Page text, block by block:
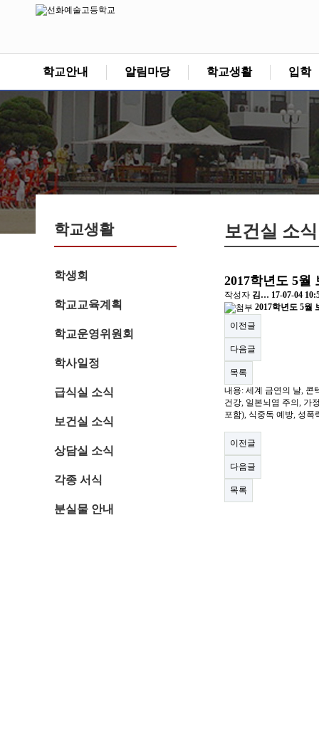
학교안내 알림마당 학교생활 입학
학교생활
학생회
학교교육계획
학교운영위원회
학사일정
급식실 소식
보건실 소식
상담실 소식
각종 서식
분실물 안내
보건실 소식
2017학년도 5월
작성자 김… 17-07-04
2017학년도 5월
이전글
다음글
목록
내용: 세계 금연의 날, 콘
건강, 일본뇌염 주의, 가
포함), 식중독 예방, 성폭
이전글
다음글
목록